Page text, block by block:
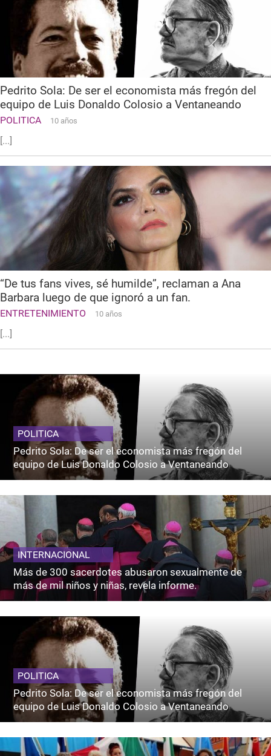
Pedrito Sola: De ser el economista más fregón del
equipo de Luis Donaldo Colosio a Ventaneando
POLITICA 10 años
[...]
“De tus fans vives, sé humilde”, reclaman a Ana
Barbara luego de que ignoró a un fan.
ENTRETENIMIENTO 10 años
[...]
POLITICA
Pedrito Sola: De ser el economista más fregón del
equipo de Luis Donaldo Colosio a Ventaneando
INTERNACIONAL
Más de 300 sacerdotes abusaron sexualmente de
más de mil niños y niñas, revela informe.
POLITICA
Pedrito Sola: De ser el economista más fregón del
equipo de Luis Donaldo Colosio a Ventaneando